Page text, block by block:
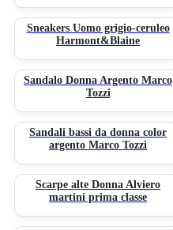
Sneakers Uomo grigio-ceruleo
Harmont&Blaine
Sandalo Donna Argento Marco
Tozzi
Sandali bassi da donna color
argento Marco Tozzi
Scarpe alte Donna Alviero
martini prima classe